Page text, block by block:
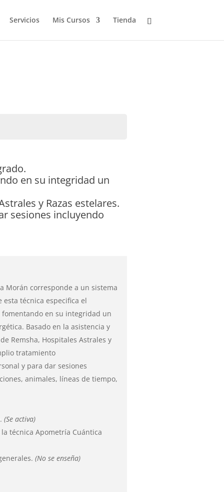
Servicios Mis Cursos Tienda
en su integridad un
y Razas estelares.
sesiones incluyendo
Morán corresponde a un sistema
esta técnica especifica el
en su integridad un
Basado en la asistencia y
Remsha, Hospitales Astrales y
tratamiento
y para dar sesiones
animales, líneas de tiempo,
(Se activa)
técnica Apometría Cuántica
(No se enseña)